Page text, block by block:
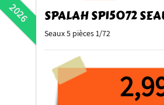
SPALAH SP15072
Seaux 5 pièces 1/72
2026